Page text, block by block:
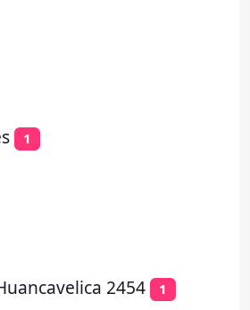
1
2454 1